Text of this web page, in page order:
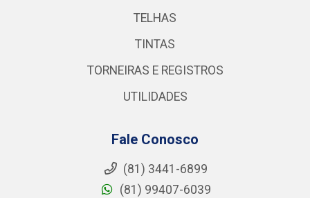
TELHAS
TINTAS
TORNEIRAS E REGISTROS
UTILIDADES
Fale Conosco
(81) 3441-6899
(81) 99407-6039